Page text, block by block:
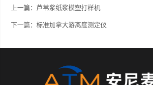
上一篇：芦苇浆纸浆模塑打样机
下一篇：标准加拿大游离度测定仪